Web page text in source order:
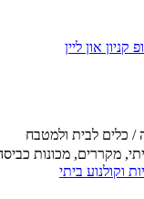
/ כלים לבית ולמטבח
מקררים, מכונות
וקולנוע ביתי